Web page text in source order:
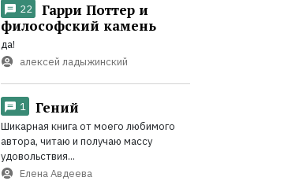
22
Гарри Поттер и
философский камень
да!
алексей ладыжинский
1 Гений
Шикарная книга от моего любимого
автора, читаю и получаю массу
удовольствия...
Елена Авдеева